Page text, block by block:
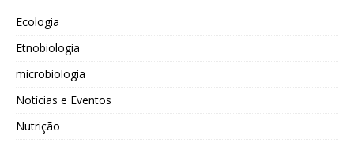
Ecologia
Etnobiologia
microbiologia
Notícias e Eventos
Nutrição